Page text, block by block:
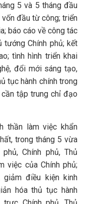
5 và 5 tháng đầu
đầu từ công; triển
báo cáo về công tác
tướng Chính phủ; kết
tình hình triển khai
đổi mới sáng tạo,
tục hành chính trong
tập trung chỉ đạo
thần làm việc khẩn
trong tháng 5 vừa
Chính phủ, Thủ
việc của Chính phủ;
điều kiện kinh
hóa thủ tục hành